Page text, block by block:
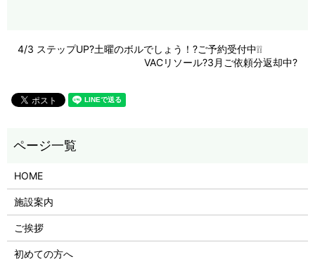
4/3 ステップUP?土曜のボルでしょう！?ご予約受付中❕❕
VACリソール?3月ご依頼分返却中?
HOME
施設案内
ご挨拶
初めての方へ